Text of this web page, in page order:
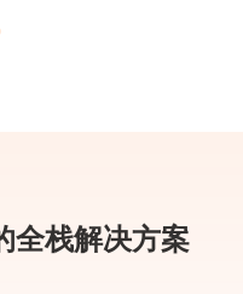
全栈解决方案